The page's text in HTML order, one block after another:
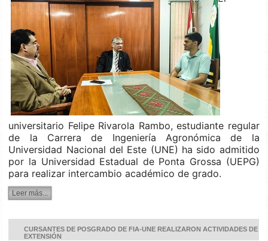
universitario Felipe Rivarola Rambo, estudiante regular
de la Carrera de Ingeniería Agronómica de la
Universidad Nacional del Este (UNE) ha sido admitido
por la Universidad Estadual de Ponta Grossa (UEPG)
para realizar intercambio académico de grado.
Leer más...
CURSANTES DE POSGRADO DE FIA-UNE REALIZARON ACTIVIDADES DE
EXTENSIÓN